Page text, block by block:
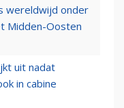
wereldwijd onder
Midden-Oosten
uit nadat
in cabine